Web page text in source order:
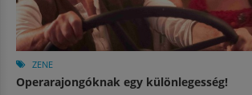
ZENE
Operarajongóknak egy különlegesség!